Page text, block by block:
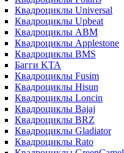
Квадроциклы Universal
Квадроциклы Upbeat
Квадроциклы ABM
Квадроциклы Applestone
Квадроциклы BMS
Багги KTA
Квадроциклы Fusim
Квадроциклы Hisun
Квадроциклы Loncin
Квадроциклы Bajaj
Квадроциклы BRZ
Квадроциклы Gladiator
Квадроциклы Rato